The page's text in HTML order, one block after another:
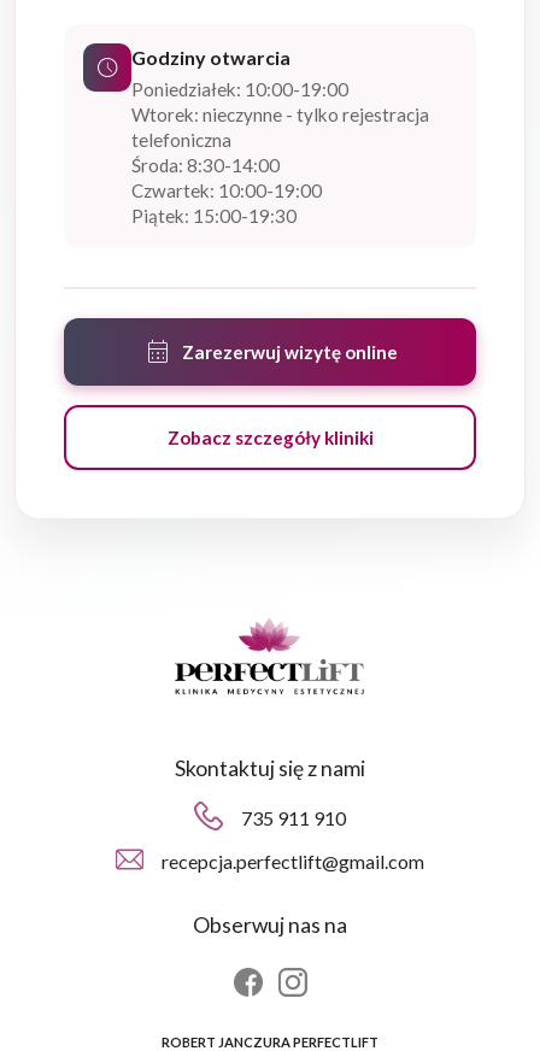
schedule Godziny otwarcia
Poniedziałek: 10:00-19:00
Wtorek: nieczynne - tylko rejestracja
telefoniczna
Środa: 8:30-14:00
Czwartek: 10:00-19:00
Piątek: 15:00-19:30
calendar_month Zarezerwuj wizytę online
Zobacz szczegóły kliniki
Skontaktuj się z nami
735 911 910
recepcja.perfectlift@gmail.com
Obserwuj nas na
ROBERT JANCZURA PERFECTLIFT